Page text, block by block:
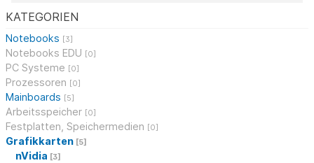
KATEGORIEN
Notebooks [3]
Notebooks EDU [0]
PC Systeme [0]
Prozessoren [0]
Mainboards [5]
Arbeitsspeicher [0]
Festplatten, Speichermedien [0]
Grafikkarten [5]
nVidia [3]